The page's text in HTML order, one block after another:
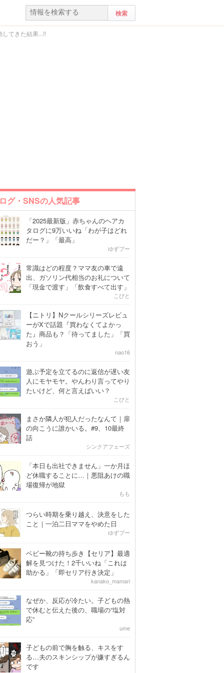
てきた結果...!!
グ・SNSの人気記事
「2025最新版」赤ちゃんのヘアカ
タログに9万いいね「わが子はどれ
だー？」「最高」
ゆずプー
常識はどの程度？ママ友の車で遠
出、ガソリン代相当のお礼について
「現金で渡す」「飲食すべて出す」
こびと
【ニトリ】Nクールシリーズレビュ
ーがXで話題『買わなくてよかっ
た』商品も？「待ってました」「買
おう」
nao16
遊ぶ予定を立てるのに返信が遅い友
人にモヤモヤ。やんわり言ってやり
たいけど、何と言えばいい？
こびと
まさか隣人が犯人だったなんて｜扉
の向こうに誰かいる。#9、10最終
話
シンクアフェーズ
「本日も出社できません」一か月ほ
ど休職することに…｜悪阻あけの職
場復帰が地獄
もも
つらい時期を乗り越え、決意をした
こと｜一泊二日ママをやめた日
ゆずプー
ベビー靴の持ち歩き【セリア】最適
解を見つけた！2千いいね「これは
助かる」「即セリア行き決定」
kanako_mamari
なぜか、反応が冷たい。子どもの熱
で休むと伝えた後の、職場の“塩対
応”
ume
子どもの前で胸を触る、キスをす
る…夫のスキンシップが嫌すぎるん
です